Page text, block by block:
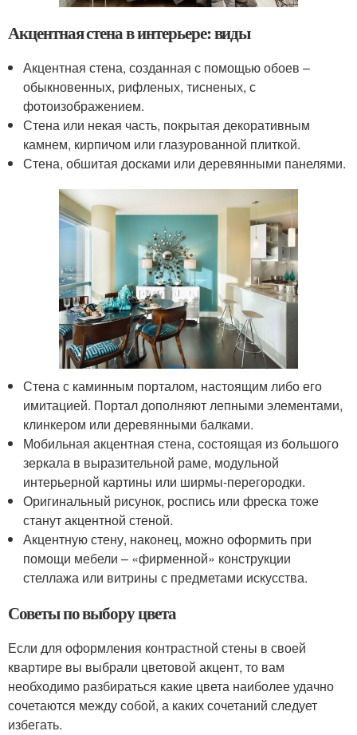
Акцентная стена в интерьере: виды
Акцентная стена, созданная с помощью обоев –
обыкновенных, рифленых, тисненых, с
фотоизображением.
Стена или некая часть, покрытая декоративным
камнем, кирпичом или глазурованной плиткой.
Стена, обшитая досками или деревянными панелями.
Стена с каминным порталом, настоящим либо его
имитацией. Портал дополняют лепными элементами,
клинкером или деревянными балками.
Мобильная акцентная стена, состоящая из большого
зеркала в выразительной раме, модульной
интерьерной картины или ширмы-перегородки.
Оригинальный рисунок, роспись или фреска тоже
станут акцентной стеной.
Акцентную стену, наконец, можно оформить при
помощи мебели – «фирменной» конструкции
стеллажа или витрины с предметами искусства.
Советы по выбору цвета
Если для оформления контрастной стены в своей
квартире вы выбрали цветовой акцент, то вам
необходимо разбираться какие цвета наиболее удачно
сочетаются между собой, а каких сочетаний следует
избегать.